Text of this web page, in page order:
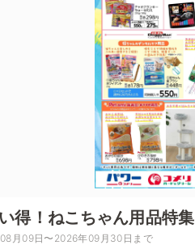
得！ねこちゃん用品特集
月09日〜2026年09月30日まで